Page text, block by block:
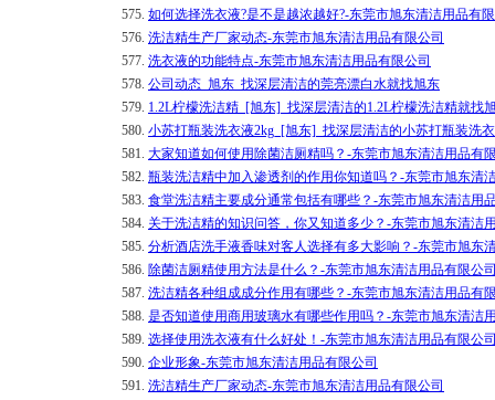
575. 如何选择洗衣液?是不是越浓越好?-东莞市旭东清洁用品有
576. 洗洁精生产厂家动态-东莞市旭东清洁用品有限公司
577. 洗衣液的功能特点-东莞市旭东清洁用品有限公司
578. 公司动态_旭东_找深层清洁的莞亮漂白水就找旭东
579. 1.2L柠檬洗洁精_[旭东]_找深层清洁的1.2L柠檬洗洁精就找
580. 小苏打瓶装洗衣液2kg_[旭东]_找深层清洁的小苏打瓶装洗
581. 大家知道如何使用除菌洁厕精吗？-东莞市旭东清洁用品有
582. 瓶装洗洁精中加入渗透剂的作用你知道吗？-东莞市旭东清
583. 食堂洗洁精主要成分通常包括有哪些？-东莞市旭东清洁用
584. 关于洗洁精的知识问答，你又知道多少？-东莞市旭东清洁
585. 分析酒店洗手液香味对客人选择有多大影响？-东莞市旭东
586. 除菌洁厕精使用方法是什么？-东莞市旭东清洁用品有限公
587. 洗洁精各种组成成分作用有哪些？-东莞市旭东清洁用品有
588. 是否知道使用商用玻璃水有哪些作用吗？-东莞市旭东清洁
589. 选择使用洗衣液有什么好处！-东莞市旭东清洁用品有限公
590. 企业形象-东莞市旭东清洁用品有限公司
591. 洗洁精生产厂家动态-东莞市旭东清洁用品有限公司